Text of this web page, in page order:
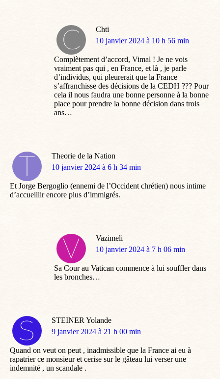
Chti
dit
10 janvier 2024 à 10 h 56 min
Complètement d’accord, Vimal ! Je ne vois
vraiment pas qui , en France, et là , je parle
d’individus, qui pleurerait que la France
s’affranchisse des décisions de la CEDH ??? Pour
cela il nous faudra une bonne personne à la bonne
place pour prendre la bonne décision dans trois
ans…
Theorie de la Nation
dit
10 janvier 2024 à 6 h 34 min
Et Jorge Bergoglio (ennemi de l’Occident chrétien) nous intime
d’accueillir encore plus d’immigrés.
Vazimeli
dit
10 janvier 2024 à 7 h 06 min
Sa Cour au Vatican commence à lui souffler dans
les bronches…
STEINER Yolande
dit
9 janvier 2024 à 21 h 00 min
Quand on veut on peut , inadmissible que la France ai eu à
rapatrier ce monsieur et cerise sur le gâteau lui verser une
indemnité , un scandale .